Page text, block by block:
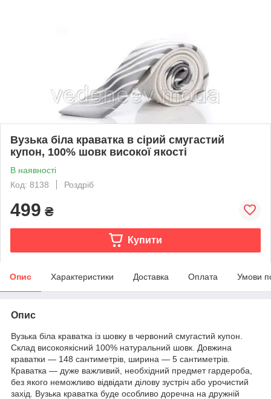
Вузька біла краватка в сірий смугастий
купон, 100% шовк високої якості
В наявності
Код: 8138
Роздріб
499 ₴
Купити
Опис Характеристики Доставка Оплата Умови
Опис
Вузька біла краватка із шовку в червоний смугастий купон.
Склад високоякісний 100% натуральний шовк. Довжина
краватки — 148 сантиметрів, ширина — 5 сантиметрів.
Краватка — дуже важливий, необхідний предмет гардероба,
без якого неможливо відвідати ділову зустріч або урочистий
захід. Вузька краватка буде особливо доречна на дружній